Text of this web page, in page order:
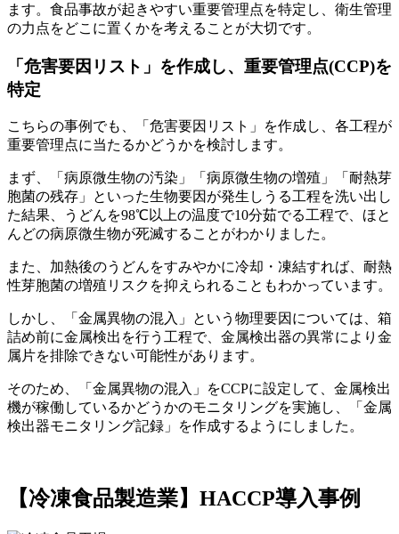
ます。食品事故が起きやすい重要管理点を特定し、衛生管理
の力点をどこに置くかを考えることが大切です。
「危害要因リスト」を作成し、重要管理点(CCP)を
特定
こちらの事例でも、「危害要因リスト」を作成し、各工程が
重要管理点に当たるかどうかを検討します。
まず、「病原微生物の汚染」「病原微生物の増殖」「耐熱芽
胞菌の残存」といった生物要因が発生しうる工程を洗い出し
た結果、うどんを98℃以上の温度で10分茹でる工程で、ほと
んどの病原微生物が死滅することがわかりました。
また、加熱後のうどんをすみやかに冷却・凍結すれば、耐熱
性芽胞菌の増殖リスクを抑えられることもわかっています。
しかし、「金属異物の混入」という物理要因については、箱
詰め前に金属検出を行う工程で、金属検出器の異常により金
属片を排除できない可能性があります。
そのため、「金属異物の混入」をCCPに設定して、金属検出
機が稼働しているかどうかのモニタリングを実施し、「金属
検出器モニタリング記録」を作成するようにしました。
【冷凍食品製造業】HACCP導入事例